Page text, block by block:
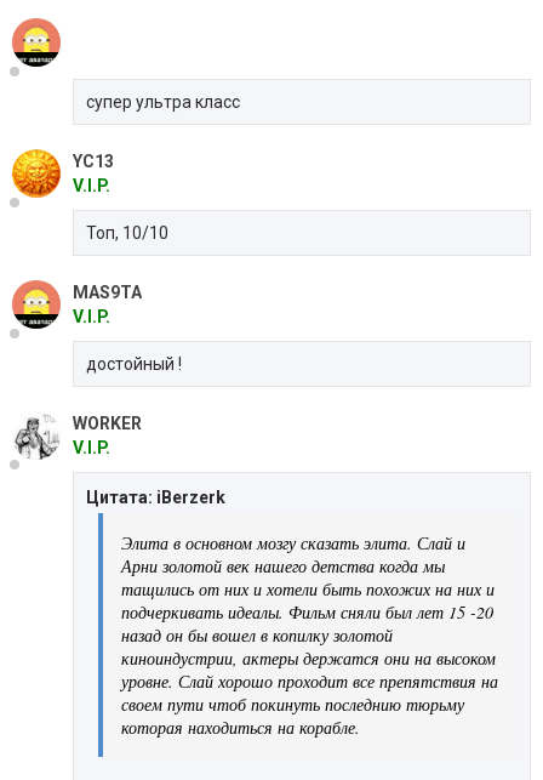
супер ультра класс
YC13
V.I.P.
Топ, 10/10
MAS9TA
V.I.P.
достойный !
WORKER
V.I.P.
Цитата: iBerzerk
Элита в основном мозгу сказать элита. Слай и
Арни золотой век нашего детства когда мы
тащились от них и хотели быть похожих на них и
подчеркивать идеалы. Фильм сняли был лет 15 -20
назад он бы вошел в копилку золотой
киноиндустрии, актеры держатся они на высоком
уровне. Слай хорошо проходит все препятствия на
своем пути чтоб покинуть последнию тюрьму
которая находиться на корабле.